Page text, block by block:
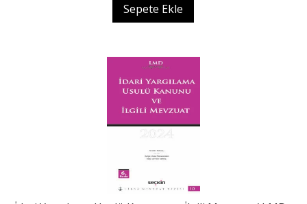
Sepete Ekle